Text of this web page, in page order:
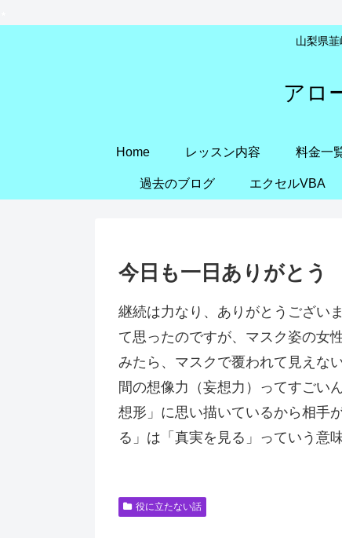
山梨県
アロ
Home レッスン内容 料金一
過去のブログ エクセルVBA
今日も一日ありがとう
継続は力なり、ありがとうござい
て思ったのですが、マスク姿の女
みたら、マスクで覆われて見えな
間の想像力（妄想力）ってすごい
想形」に思い描いているから相手
る」は「真実を見る」っていう意
役に立たない話